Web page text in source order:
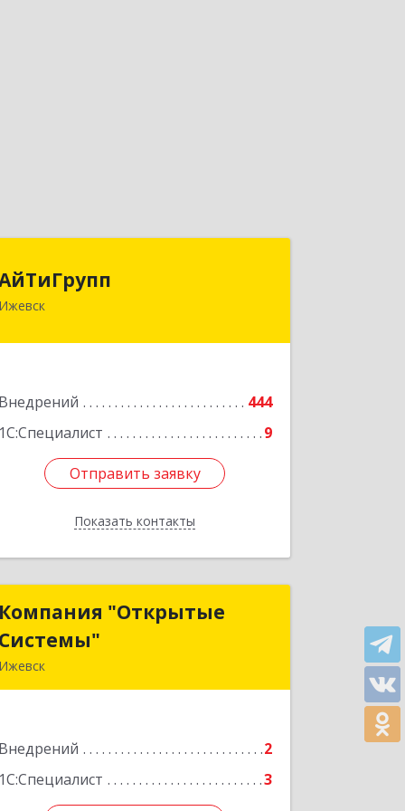
Ижевск
Внедрений
444
1С:Специалист
9
Отправить заявку
Показать контакты
426000, Удмуртская Респ, Ижевск г,
Отправить заявку
Назад
Компания "Открытые
Системы"
Ижевск
Внедрений
2
1С:Специалист
3
Компания "Открытые
Подробнее